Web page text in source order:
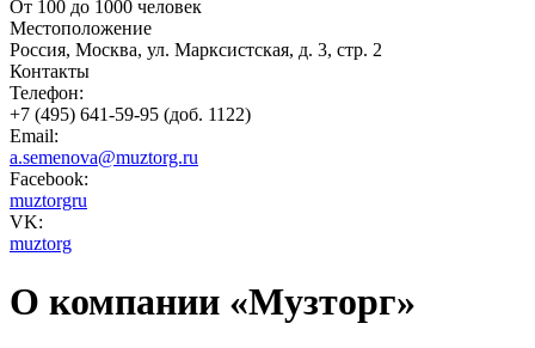
От 100 до 1000 человек
Местоположение
Россия, Москва, ул. Марксистская, д. 3, стр. 2
Контакты
Телефон:
+7 (495) 641-59-95 (доб. 1122)
Email:
a.semenova@muztorg.ru
Facebook:
muztorgru
VK:
muztorg
О компании «Музторг»